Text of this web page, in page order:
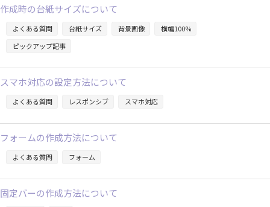
作成時の台紙サイズについて
よくある質問 台紙サイズ 背景画像
横幅100%
ピックアップ記事
スマホ対応の設定方法について
よくある質問 レスポンシブ スマホ対応
フォームの作成方法について
よくある質問 フォーム
固定バーの作成方法について